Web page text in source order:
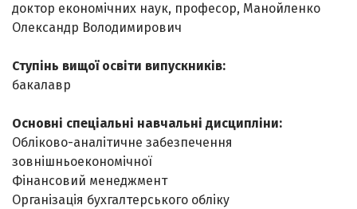
доктор економічних наук, професор, Манойленко
Олександр Володимирович
Ступінь вищої освіти випускників:
бакалавр
Основні спеціальні навчальні дисципліни:
Обліково-аналітичне забезпечення
зовнішньоекономічної
Фінансовий менеджмент
Організація бухгалтерського обліку